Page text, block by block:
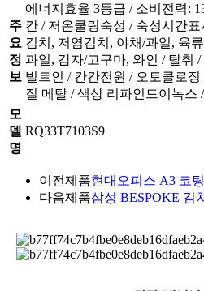
주
요
정
보
에너지효율 3등급 / 소비전력:
칸 / 저온쿨링숙성 / 숙성시간
김치, 저염김치, 야채/과일, 육
과일, 감자/고구마, 와인 / 탈취 /
빌트인 / 칸칸전원 / 오토클로
질 메탈 / 색상 리파인드이녹스
모
델
명
RQ33T7103S9
이전제품현대오피스 A3 코팅
다음제품삼성 BESPOKE 김